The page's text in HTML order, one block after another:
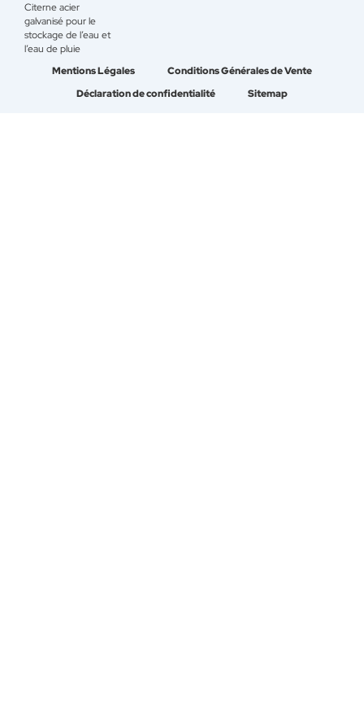
Citerne acier
galvanisé pour le
stockage de l’eau et
l’eau de pluie
Mentions Légales
Conditions Générales de Vente
Déclaration de confidentialité
Sitemap